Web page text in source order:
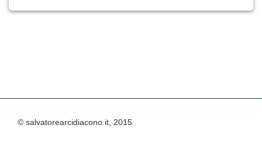
© salvatorearcidiacono.it, 2015